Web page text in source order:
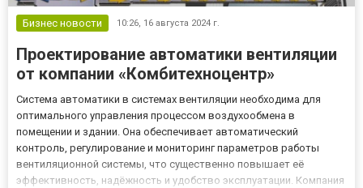
Бизнес новости 10:26, 16 августа 2024 г.
Проектирование автоматики вентиляции
от компании «Комбитехноцентр»
Система автоматики в системах вентиляции необходима для
оптимального управления процессом воздухообмена в
помещении и здании. Она обеспечивает автоматический
контроль, регулирование и мониторинг параметров работы
вентиляционной системы, что существенно повышает её
эффективность, надёжность и удобство эксплуатации. Компания